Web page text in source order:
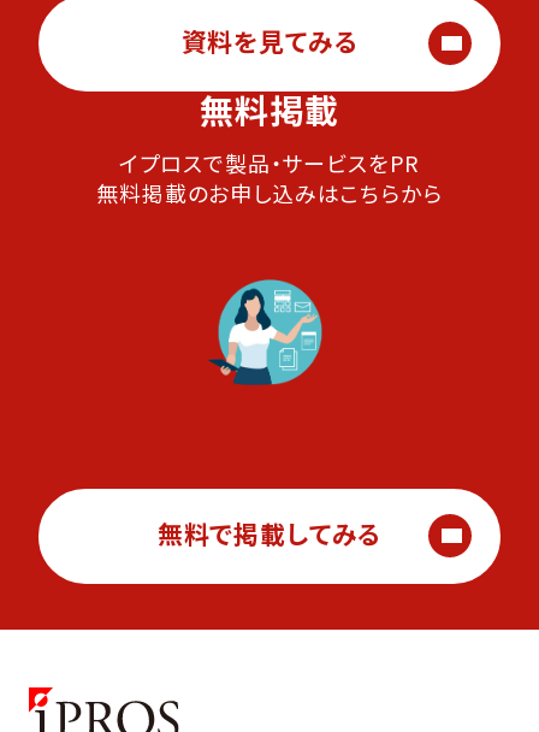
資料を見てみる
無料掲載
イプロスで製品・サービスをPR
無料掲載のお申し込みはこちらから
無料で掲載してみる